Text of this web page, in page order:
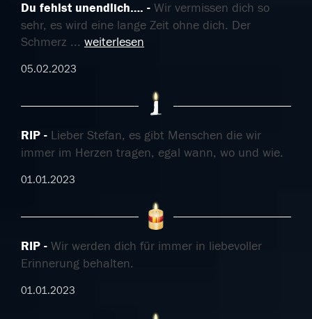
Du fehlst unendlich….
Wir vermissen dich so
sehr, es wird eine lange Zeit ohne dich. Der
Schmerz ... weiterlesen
05.02.2023
RIP
Lieber Stefan, es gibt Menschen die wir
immer im Herzen tragen, egal wann, wo und wie.
01.01.2023
RIP
Wir werden dich für immer in liebevoller
Erinnerung behalten.
01.01.2023